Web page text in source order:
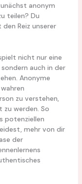
anonym
teilen? Du
Reiz unserer
nicht nur eine
auch in der
Anonyme
zu verstehen,
zu werden. So
potenziellen
mehr von dir
der